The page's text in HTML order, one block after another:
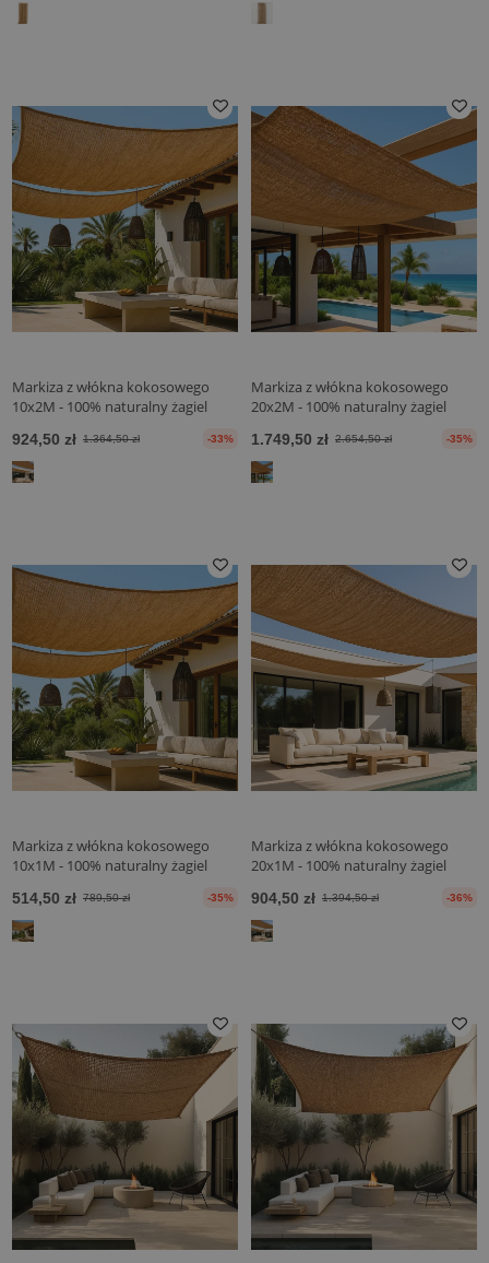
Markiza z włókna kokosowego
10x2M - 100% naturalny żagiel
924,50 zł 1.364,50 zł -33%
Markiza z włókna kokosowego
20x2M - 100% naturalny żagiel
1.749,50 zł 2.654,50 zł -35%
Markiza z włókna kokosowego
10x1M - 100% naturalny żagiel
514,50 zł 789,50 zł -35%
Markiza z włókna kokosowego
20x1M - 100% naturalny żagiel
904,50 zł 1.394,50 zł -36%